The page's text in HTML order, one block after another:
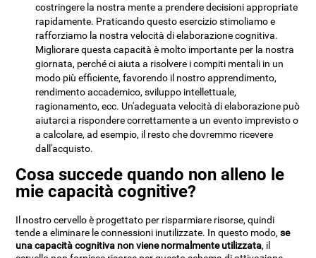
costringere la nostra mente a prendere decisioni appropriate
rapidamente. Praticando questo esercizio stimoliamo e
rafforziamo la nostra velocità di elaborazione cognitiva.
Migliorare questa capacità è molto importante per la nostra
giornata, perché ci aiuta a risolvere i compiti mentali in un
modo più efficiente, favorendo il nostro apprendimento,
rendimento accademico, sviluppo intellettuale,
ragionamento, ecc. Un'adeguata velocità di elaborazione può
aiutarci a rispondere correttamente a un evento imprevisto o
a calcolare, ad esempio, il resto che dovremmo ricevere
dall'acquisto.
Cosa succede quando non alleno le
mie capacità cognitive?
Il nostro cervello è progettato per risparmiare risorse, quindi
tende a eliminare le connessioni inutilizzate. In questo modo,se
una capacità cognitiva non viene normalmente utilizzata, il